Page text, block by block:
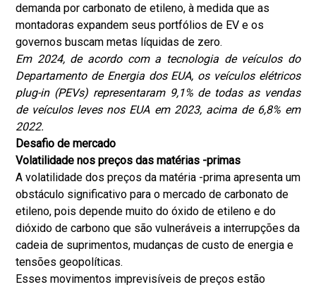
demanda por carbonato de etileno, à medida que as
montadoras expandem seus portfólios de EV e os
governos buscam metas líquidas de zero.
Em 2024, de acordo com a tecnologia de veículos do
Departamento de Energia dos EUA, os veículos elétricos
plug-in (PEVs) representaram 9,1% de todas as vendas
de veículos leves nos EUA em 2023, acima de 6,8% em
2022.
Desafio de mercado
Volatilidade nos preços das matérias -primas
A volatilidade dos preços da matéria -prima apresenta um
obstáculo significativo para o mercado de carbonato de
etileno, pois depende muito do óxido de etileno e do
dióxido de carbono que são vulneráveis a interrupções da
cadeia de suprimentos, mudanças de custo de energia e
tensões geopolíticas.
Esses movimentos imprevisíveis de preços estão